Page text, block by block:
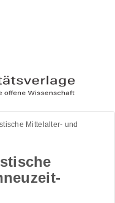
Mittelalter- und